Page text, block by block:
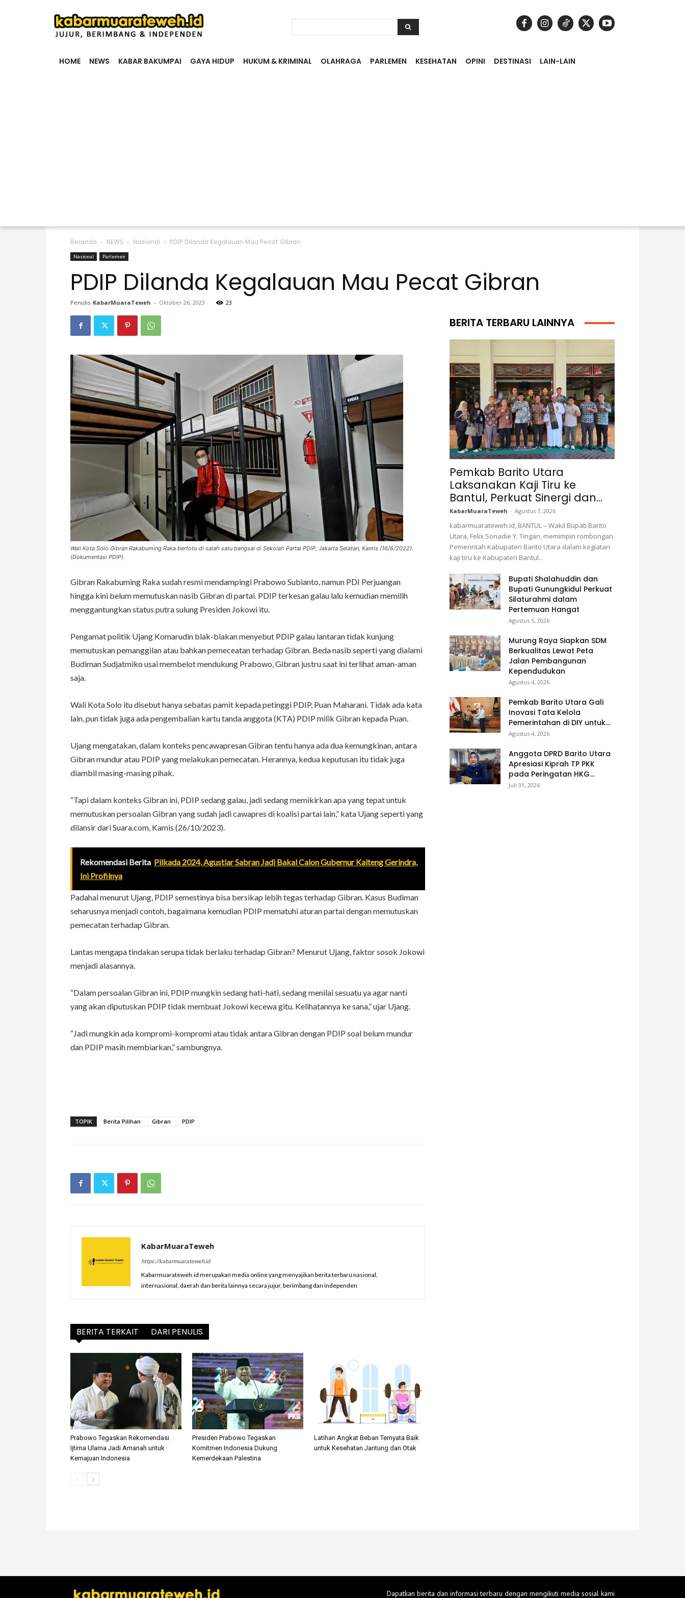
HOME NEWS KABAR BAKUMPAI GAYA HIDUP HUKUM & KRIMINAL OLAHRAGA PARLEMEN KESEHATAN OPINI DESTINASI LAIN-LAIN
Beranda NEWS Nasional PDIP Dilanda Kegalauan Mau Pecat Gibran
Nasional Parlemen
PDIP Dilanda Kegalauan Mau Pecat Gibran
Penulis KabarMuaraTeweh - Oktober 26, 2023 23
Wali Kota Solo Gibran Rakabuming Raka berfoto di salah satu bangsal di Sekolah Partai PDIP, Jakarta Selatan, Kamis (16/6/2022).
(Dokumentasi PDIP).
Gibran Rakabuming Raka sudah resmi mendampingi Prabowo Subianto, namun PDI Perjuangan
hingga kini belum memutuskan nasib Gibran di partai. PDIP terkesan galau lalu kemudian memilih
menggantungkan status putra sulung Presiden Jokowi itu.
Pengamat politik Ujang Komarudin blak-blakan menyebut PDIP galau lantaran tidak kunjung
memutuskan pemanggilan atau bahkan pemeceatan terhadap Gibran. Beda nasib seperti yang dialami
Budiman Sudjatmiko usai membelot mendukung Prabowo, Gibran justru saat ini terlihat aman-aman
saja.
Wali Kota Solo itu disebut hanya sebatas pamit kepada petinggi PDIP, Puan Maharani. Tidak ada kata
lain, pun tidak juga ada pengembalian kartu tanda anggota (KTA) PDIP milik Gibran kepada Puan.
Ujang mengatakan, dalam konteks pencawapresan Gibran tentu hanya ada dua kemungkinan, antara
Gibran mundur atau PDIP yang melakukan pemecatan. Herannya, kedua keputusan itu tidak juga
diambil masing-masing pihak.
“Tapi dalam konteks Gibran ini, PDIP sedang galau, jadi sedang memikirkan apa yang tepat untuk
memutuskan persoalan Gibran yang sudah jadi cawapres di koalisi partai lain,” kata Ujang seperti yang
dilansir dari Suara.com, Kamis (26/10/2023).
Rekomendasi Berita Pilkada 2024, Agustiar Sabran Jadi Bakal Calon Gubernur Kalteng Gerindra,
Ini Profilnya
Padahal menurut Ujang, PDIP semestinya bisa bersikap lebih tegas terhadap Gibran. Kasus Budiman
seharusnya menjadi contoh, bagaimana kemudian PDIP mematuhi aturan partai dengan memutuskan
pemecatan terhadap Gibran.
Lantas mengapa tindakan serupa tidak berlaku terhadap Gibran? Menurut Ujang, faktor sosok Jokowi
menjadi alasannya.
“Dalam persoalan Gibran ini, PDIP mungkin sedang hati-hati, sedang menilai sesuatu ya agar nanti
yang akan diputuskan PDIP tidak membuat Jokowi kecewa gitu. Kelihatannya ke sana,” ujar Ujang.
“Jadi mungkin ada kompromi-kompromi atau tidak antara Gibran dengan PDIP soal belum mundur
dan PDIP masih membiarkan,” sambungnya.
TOPIK Berita Pilihan Gibran PDIP
KabarMuaraTeweh
https://kabarmuarateweh.id
Kabarmuarateweh.id merupakan media online yang menyajikan berita terbaru nasional,
internasional, daerah dan berita lainnya secara jujur, berimbang dan independen
BERITA TERKAIT DARI PENULIS
Prabowo Tegaskan Rekomendasi
Ijtima Ulama Jadi Amanah untuk
Kemajuan Indonesia
Presiden Prabowo Tegaskan
Komitmen Indonesia Dukung
Kemerdekaan Palestina
Latihan Angkat Beban Ternyata Baik
untuk Kesehatan Jantung dan Otak
BERITA TERBARU LAINNYA
Pemkab Barito Utara
Laksanakan Kaji Tiru ke
Bantul, Perkuat Sinergi dan...
KabarMuaraTeweh - Agustus 7, 2026
kabarmuarateweh.id, BANTUL – Wakil Bupati Barito
Utara, Felix Sonadie Y. Tingan, memimpin rombongan
Pemerintah Kabupaten Barito Utara dalam kegiatan
kaji tiru ke Kabupaten Bantul...
Bupati Shalahuddin dan
Bupati Gunungkidul Perkuat
Silaturahmi dalam
Pertemuan Hangat
Agustus 5, 2026
Murung Raya Siapkan SDM
Berkualitas Lewat Peta
Jalan Pembangunan
Kependudukan
Agustus 4, 2026
Pemkab Barito Utara Gali
Inovasi Tata Kelola
Pemerintahan di DIY untuk...
Agustus 4, 2026
Anggota DPRD Barito Utara
Apresiasi Kiprah TP PKK
pada Peringatan HKG...
Juli 31, 2026
Dapatkan berita dan informasi terbaru dengan mengikuti media sosial kami